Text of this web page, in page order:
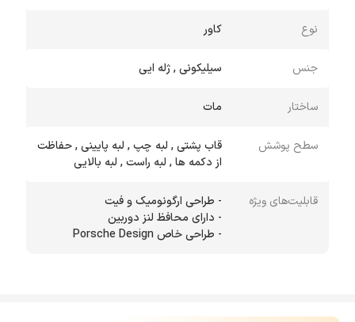
نوع کاور
جنس سیلیکونی , ژله ایی
ساختار مات
سطح پوشش
قاب پشتی , لبه چپ , لبه پایینی , حفاظت
از دکمه ها , لبه راست , لبه بالایی
قابلیت‌های ویژه
- طراحی ارگونومیک و فیت
- دارای محافظ لنز دوربین
- طراحی خاص Porsche Design